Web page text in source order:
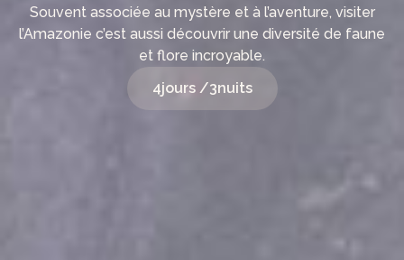
Souvent associée au mystère et à l’aventure, visiter
l’Amazonie c’est aussi découvrir une diversité de faune
et flore incroyable.
4jours /3nuits